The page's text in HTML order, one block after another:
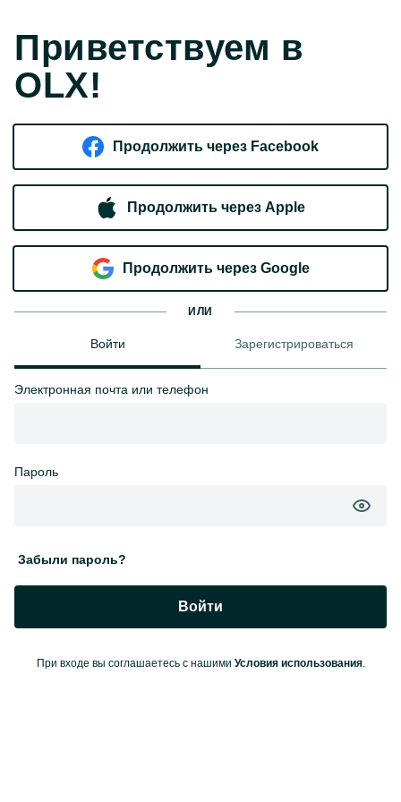
Приветствуем в
OLX!
Продолжить через Facebook
Продолжить через Apple
Продолжить через Google
ИЛИ
Войти Зарегистрироваться
Электронная почта или телефон
Пароль
Забыли пароль?
Войти
При входе вы соглашаетесь с нашими Условия использования.